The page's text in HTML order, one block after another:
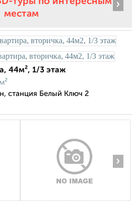
местам
›
44м², 1/3 этаж
станция Белый Ключ 2
›